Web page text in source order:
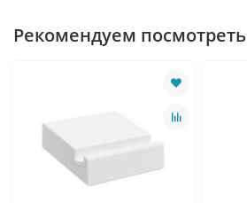
Рекомендуем посмотреть